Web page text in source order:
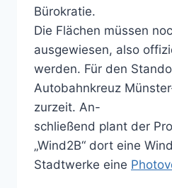
Bürokratie.
Die Flächen müssen
ausgewiesen, also
werden. Für den
Autobahnkreuz
zurzeit. An-
schließend plant der
„Wind2B“ dort eine
Stadtwerke eine